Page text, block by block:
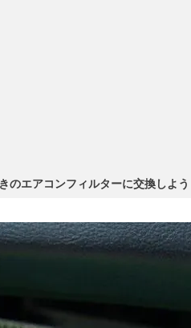
のエアコンフィルターに交換しよう